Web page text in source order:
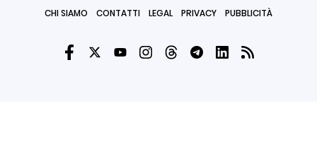
CHI SIAMO CONTATTI LEGAL PRIVACY PUBBLICITÀ